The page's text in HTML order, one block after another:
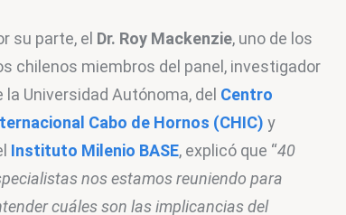
su parte, el Dr. Roy Mackenzie, uno de los
chilenos miembros del panel, investigador
la Universidad Autónoma, del Centro
Cabo de Hornos (CHIC) y
Instituto Milenio BASE, explicó que “40
nos estamos reuniendo para
cuáles son las implicancias del